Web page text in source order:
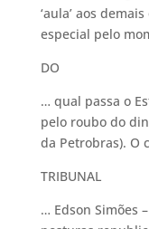
‘aula’ aos
especial pelo
DO
… qual passa o
pelo roubo do
da Petrobras). O
TRIBUNAL
… Edson Simões